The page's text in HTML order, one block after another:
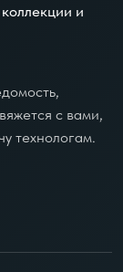
и
с вами,
технологам.